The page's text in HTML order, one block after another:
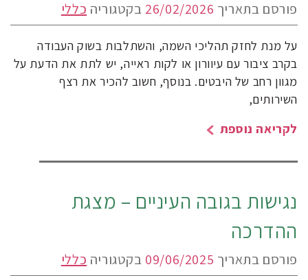
פורסם בתאריך 26/02/2026 בקטגוריה כללי
על מנת לחזק תהליכי השמה, והשתלבות בשוק העבודה
בקרב ציבור עם עיוורון או לקות ראייה, יש לתת את הדעת על
מגוון רחב של היבטים. בנוסף, חשוב להכיר את רצף
השירותים,
לקריאה נוספת
נגישות בגובה העיניים – מצגת
ההדרכה
פורסם בתאריך 09/06/2025 בקטגוריה כללי